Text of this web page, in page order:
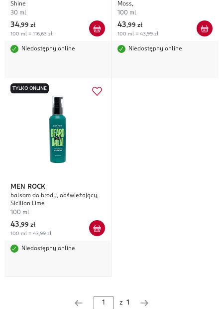
Shine
30 ml
34,99 zł
100 ml = 116,63 zł
Niedostępny online
Moss,
100 ml
43,99 zł
100 ml = 43,99 zł
Niedostępny online
TYLKO ONLINE
MEN ROCK
balsam do brody, odświeżający,
Sicilian Lime
100 ml
43,99 zł
100 ml = 43,99 zł
Niedostępny online
z 1